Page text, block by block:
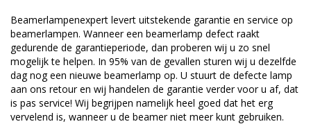
Beamerlampenexpert levert uitstekende garantie en service op
beamerlampen. Wanneer een beamerlamp defect raakt
gedurende de garantieperiode, dan proberen wij u zo snel
mogelijk te helpen. In 95% van de gevallen sturen wij u dezelfde
dag nog een nieuwe beamerlamp op. U stuurt de defecte lamp
aan ons retour en wij handelen de garantie verder voor u af, dat
is pas service! Wij begrijpen namelijk heel goed dat het erg
vervelend is, wanneer u de beamer niet meer kunt gebruiken.